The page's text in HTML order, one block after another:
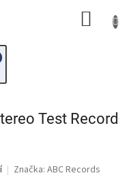
Test Record
Značka: ABC Records